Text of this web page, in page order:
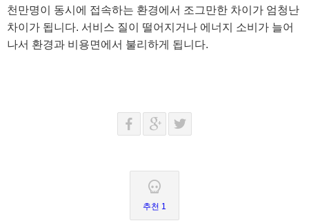
천만명이 동시에 접속하는 환경에서 조그만한 차이가 엄청난
차이가 됩니다. 서비스 질이 떨어지거나 에너지 소비가 늘어
나서 환경과 비용면에서 불리하게 됩니다.
추천 1